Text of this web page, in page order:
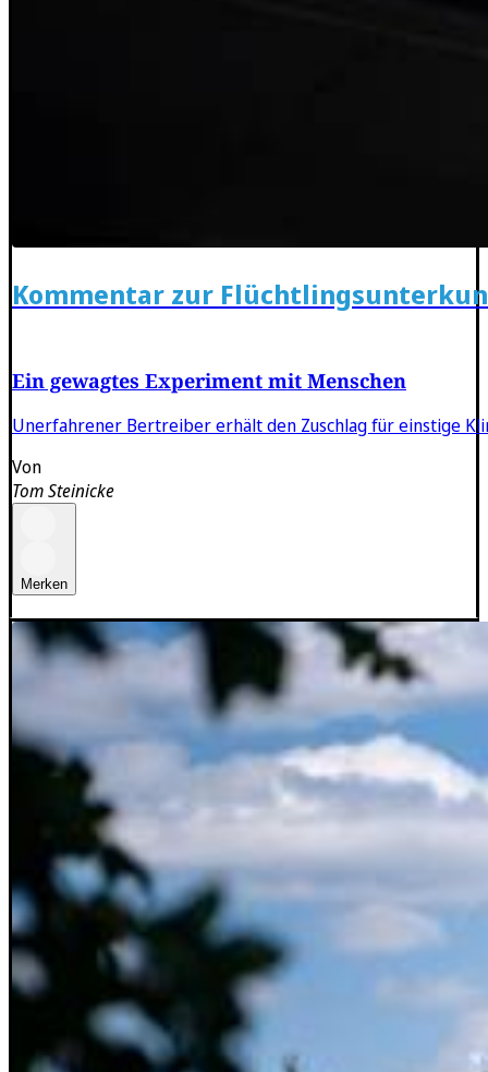
Kommentar zur
Ein gewagtes Experiment mit Menschen
Unerfahrener Bertreiber erhält den Zuschlag für einstige
Von
Tom Steinicke
Merken